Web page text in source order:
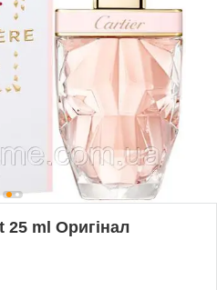
25 ml Оригінал